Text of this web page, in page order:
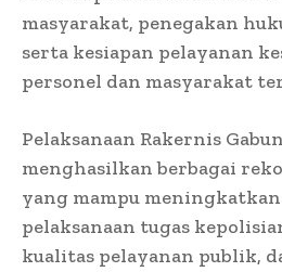
masyarakat, penegakan
serta kesiapan pelayanan
personel dan masyarakat
Pelaksanaan Rakernis
menghasilkan berbagai
yang mampu
pelaksanaan tugas
kualitas pelayanan publik,